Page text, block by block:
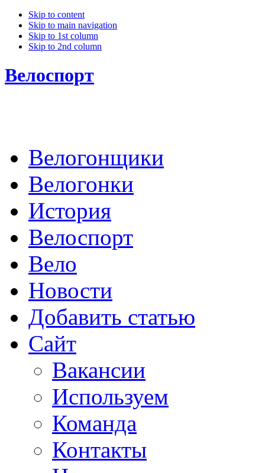
Skip to content
Skip to main navigation
Skip to 1st column
Skip to 2nd column
Велоспорт
Велогонщики
Велогонки
История
Велоспорт
Вело
Новости
Добавить статью
Сайт
Вакансии
Используем
Команда
Контакты